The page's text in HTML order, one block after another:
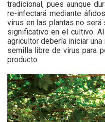
tradicional, pues aunque
re-infectará mediante
virus en las plantas no será
significativo en el cultivo.
agricultor debería iniciar una
semilla libre de virus para
producto.